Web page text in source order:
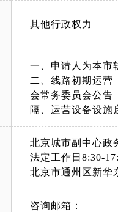
其他行政权力
一、申请人为本市
二、线路初期运营
会常务委员会公告
隔、运营设备设施
北京城市副中心政
法定工作日8:30-
北京市通州区新华
咨询邮箱：